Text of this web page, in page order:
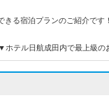
る宿泊プランのご紹介です
テル日航成田内で最上級の